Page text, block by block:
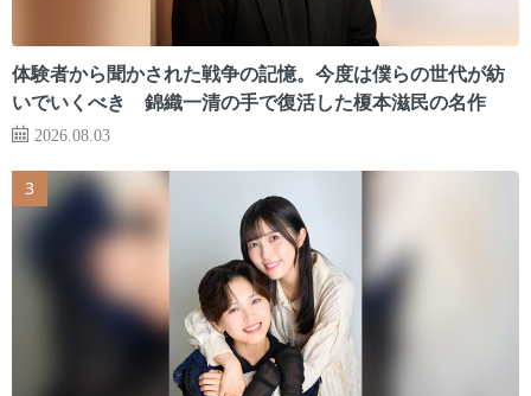
体験者から聞かされた戦争の記憶。今度は僕らの世代が紡
いでいくべき 錦織一清の手で復活した榎本滋民の名作
2026.08.03